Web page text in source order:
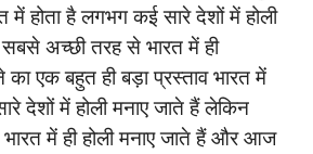
में होता है लगभग कई सारे देशों में होली
अच्छी तरह से भारत में ही
का एक बहुत ही बड़ा प्रस्ताव भारत में
देशों में होली मनाए जाते हैं लेकिन
में ही होली मनाए जाते हैं और आज